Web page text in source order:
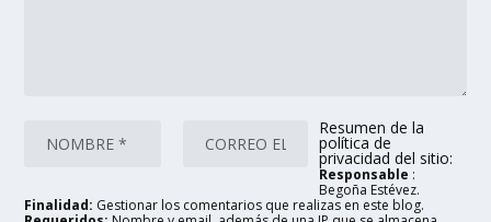
Resumen de la
política de
privacidad del sitio:
Responsable :
Begoña Estévez.
Finalidad: Gestionar los comentarios que realizas en este blog.